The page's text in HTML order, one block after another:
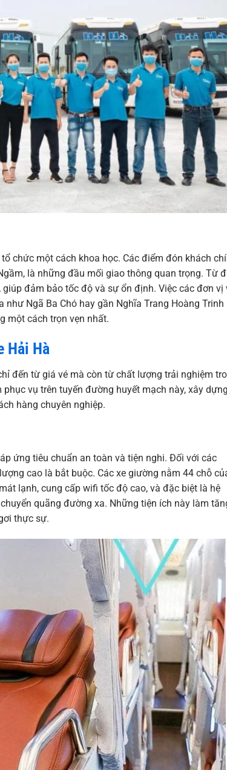
chức một cách khoa học. Các điểm đón khách
là những đầu mối giao thông quan trọng. Từ
đảm bảo tốc độ và sự ổn định. Việc các đơn vị
Ngã Ba Chó hay gần Nghĩa Trang Hoàng Trinh
một cách trọn vẹn nhất.
Hải Hà
đến từ giá vé mà còn từ chất lượng trải nghiệm
vụ trên tuyến đường huyết mạch này, xây dựng
hàng chuyên nghiệp.
ứng tiêu chuẩn an toàn và tiện nghi. Đối với các
cao là bắt buộc. Các xe giường nằm 44 chỗ
lạnh, cung cấp wifi tốc độ cao, và đặc biệt là hệ
quãng đường xa. Những tiện ích này làm
thực sự.